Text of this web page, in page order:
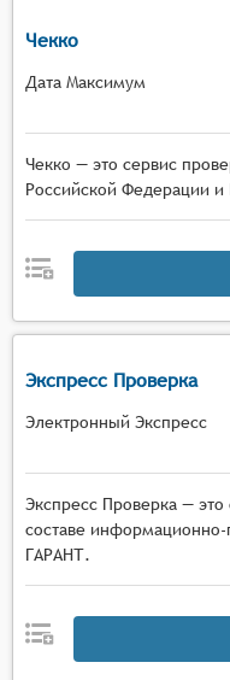
Чекко
Дата Максимум
Чекко — это сервис
Российской Федерации и
Экспресс Проверка
Электронный Экспресс
Экспресс Проверка — это
составе
ГАРАНТ.